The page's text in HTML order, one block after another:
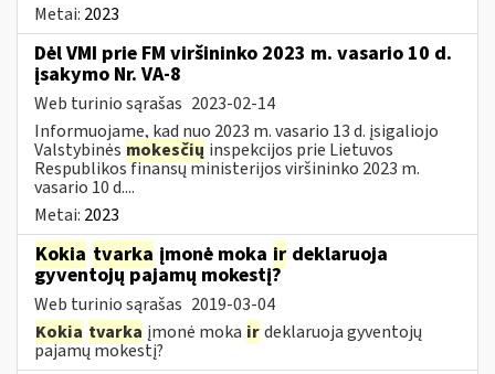
Metai: 2023
Dėl VMI prie FM viršininko 2023 m. vasario 10 d.
įsakymo Nr. VA-8
Web turinio sąrašas 2023-02-14
Informuojame, kad nuo 2023 m. vasario 13 d. įsigaliojo
Valstybinės mokesčių inspekcijos prie Lietuvos
Respublikos finansų ministerijos viršininko 2023 m.
vasario 10 d....
Metai: 2023
Kokia tvarka įmonė moka ir deklaruoja
gyventojų pajamų mokestį?
Web turinio sąrašas 2019-03-04
Kokia tvarka įmonė moka irdeklaruoja gyventojų
pajamų mokestį?